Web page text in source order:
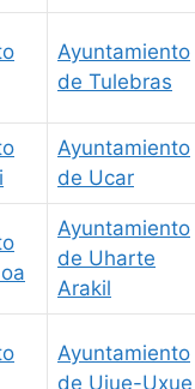
Ayuntamiento
de Tulebras
Ayuntamiento
de Ucar
Ayuntamiento
de Uharte
Arakil
Ayuntamiento
de Ujue-Uxue